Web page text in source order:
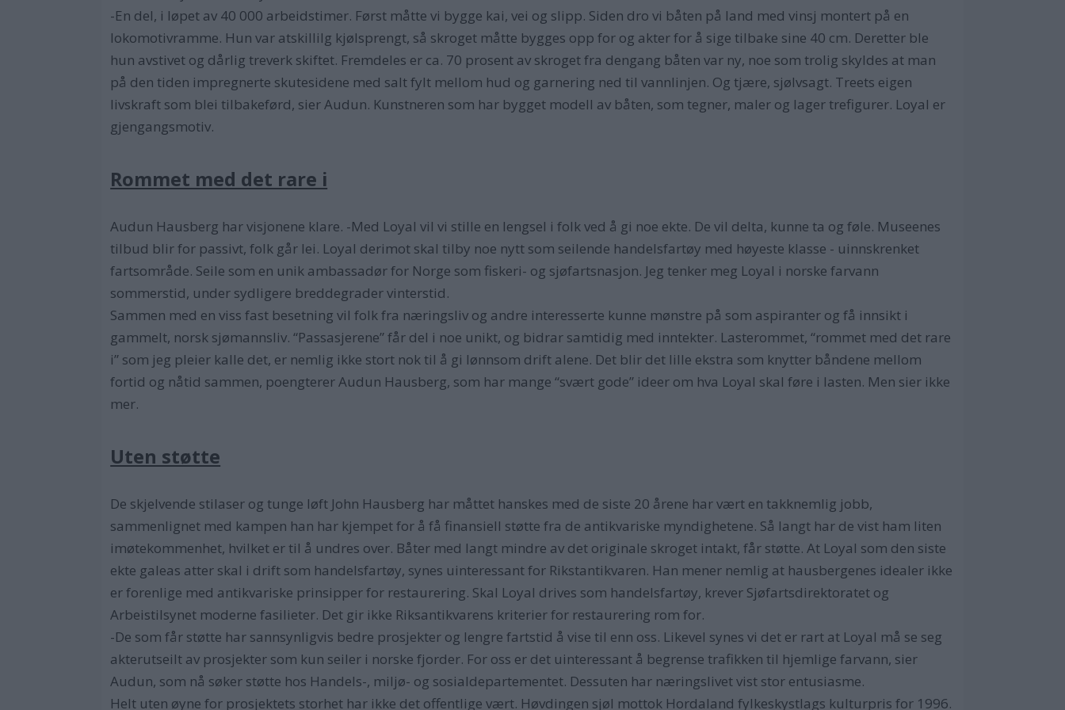
-En del, i løpet av 40 000 arbeidstimer. Først måtte vi bygge kai, vei og slipp. Siden dro vi båten på land med vinsj montert på en
lokomotivramme. Hun var atskillilg kjølsprengt, så skroget måtte bygges opp for og akter for å sige tilbake sine 40 cm. Deretter ble
hun avstivet og dårlig treverk skiftet. Fremdeles er ca. 70 prosent av skroget fra dengang båten var ny, noe som trolig skyldes at man
på den tiden impregnerte skutesidene med salt fylt mellom hud og garnering ned til vannlinjen. Og tjære, sjølvsagt. Treets eigen
livskraft som blei tilbakeførd, sier Audun. Kunstneren som har bygget modell av båten, som tegner, maler og lager trefigurer. Loyal er
gjengangsmotiv.
Rommet med det rare i
Audun Hausberg har visjonene klare. -Med Loyal vil vi stille en lengsel i folk ved å gi noe ekte. De vil delta, kunne ta og føle. Museenes
tilbud blir for passivt, folk går lei. Loyal derimot skal tilby noe nytt som seilende handelsfartøy med høyeste klasse - uinnskrenket
fartsområde. Seile som en unik ambassadør for Norge som fiskeri- og sjøfartsnasjon. Jeg tenker meg Loyal i norske farvann
sommerstid, under sydligere breddegrader vinterstid.
Sammen med en viss fast besetning vil folk fra næringsliv og andre interesserte kunne mønstre på som aspiranter og få innsikt i
gammelt, norsk sjømannsliv. “Passasjerene” får del i noe unikt, og bidrar samtidig med inntekter. Lasterommet, “rommet med det rare
i” som jeg pleier kalle det, er nemlig ikke stort nok til å gi lønnsom drift alene. Det blir det lille ekstra som knytter båndene mellom
fortid og nåtid sammen, poengterer Audun Hausberg, som har mange “svært gode” ideer om hva Loyal skal føre i lasten. Men sier ikke
mer.
Uten støtte
De skjelvende stilaser og tunge løft John Hausberg har måttet hanskes med de siste 20 årene har vært en takknemlig jobb,
sammenlignet med kampen han har kjempet for å få finansiell støtte fra de antikvariske myndighetene. Så langt har de vist ham liten
imøtekommenhet, hvilket er til å undres over. Båter med langt mindre av det originale skroget intakt, får støtte. At Loyal som den siste
ekte galeas atter skal i drift som handelsfartøy, synes uinteressant for Rikstantikvaren. Han mener nemlig at hausbergenes idealer ikke
er forenlige med antikvariske prinsipper for restaurering. Skal Loyal drives som handelsfartøy, krever Sjøfartsdirektoratet og
Arbeistilsynet moderne fasilieter. Det gir ikke Riksantikvarens kriterier for restaurering rom for.
-De som får støtte har sannsynligvis bedre prosjekter og lengre fartstid å vise til enn oss. Likevel synes vi det er rart at Loyal må se seg
akterutseilt av prosjekter som kun seiler i norske fjorder. For oss er det uinteressant å begrense trafikken til hjemlige farvann, sier
Audun, som nå søker støtte hos Handels-, miljø- og sosialdepartementet. Dessuten har næringslivet vist stor entusiasme.
Helt uten øyne for prosjektets storhet har ikke det offentlige vært. Høvdingen sjøl mottok Hordaland fylkeskystlags kulturpris for 1996.